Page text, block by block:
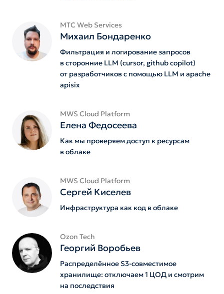
MTС Web Services
Михаил Бондаренко
Фильтрация и логирование запросов
в сторонние LLM (cursor, github copilot)
от разработчиков с помощью LLM и apache
apisix
MWS Cloud Platform
Елена Федосеева
Как мы проверяем доступ к ресурсам
в облаке
MWS Cloud Platform
Сергей Киселев
Инфраструктура как код в облаке
Ozon Tech
Георгий Воробьев
Распределённое S3-совместимое
хранилище: отключаем 1 ЦОД и смотрим
на последствия